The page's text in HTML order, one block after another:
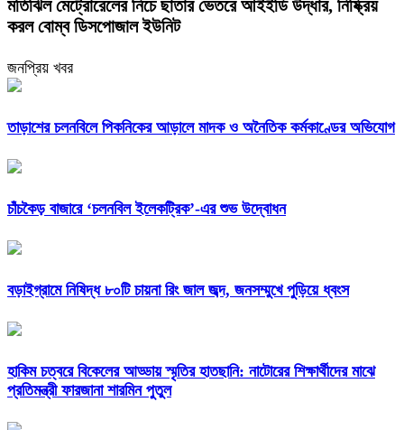
মতিঝিল মেট্রোরেলের নিচে ছাতার ভেতরে আইইডি উদ্ধার, নিষ্ক্রিয়
করল বোম্ব ডিসপোজাল ইউনিট
জনপ্রিয় খবর
তাড়াশের চলনবিলে পিকনিকের আড়ালে মাদক ও অনৈতিক কর্মকাণ্ডের অভিযোগ
চাঁচকৈড় বাজারে ‘চলনবিল ইলেকট্রিক’-এর শুভ উদ্বোধন
বড়াইগ্রামে নিষিদ্ধ ৮০টি চায়না রিং জাল জব্দ, জনসম্মুখে পুড়িয়ে ধ্বংস
হাকিম চত্বরে বিকেলের আড্ডায় স্মৃতির হাতছানি: নাটোরের শিক্ষার্থীদের মাঝে
প্রতিমন্ত্রী ফারজানা শারমিন পুতুল